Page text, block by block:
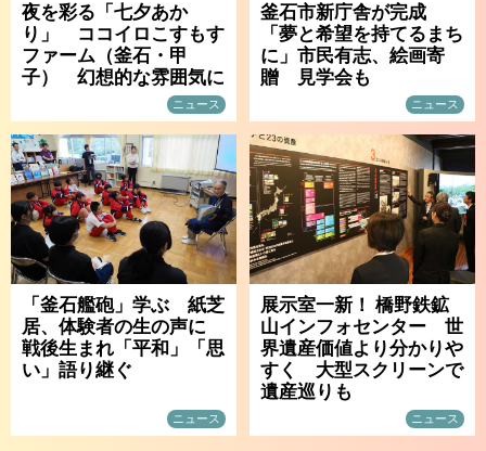
夜を彩る「七夕あか
り」 ココイロこすもす
ファーム（釜石・甲
子） 幻想的な雰囲気に
ニュース
釜石市新庁舎が完成
「夢と希望を持てるまち
に」市民有志、絵画寄
贈 見学会も
ニュース
「釜石艦砲」学ぶ 紙芝
居、体験者の生の声に
戦後生まれ「平和」「思
い」語り継ぐ
ニュース
展示室一新！ 橋野鉄鉱
山インフォセンター 世
界遺産価値より分かりや
すく 大型スクリーンで
遺産巡りも
ニュース